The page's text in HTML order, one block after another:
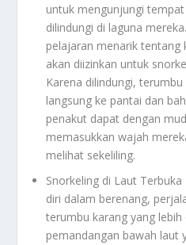
untuk mengunjungi
dilindungi di laguna
pelajaran menarik tentang
akan diizinkan untuk
Karena dilindungi,
langsung ke pantai dan
penakut dapat dengan
memasukkan wajah
melihat sekeliling.
Snorkeling di Laut
diri dalam berenang,
terumbu karang yang
pemandangan bawah laut